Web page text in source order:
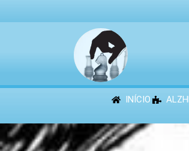
INÍCIO